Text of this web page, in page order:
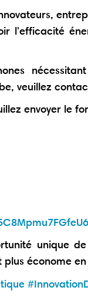
l'efficacité
veuillez
envoyer le
unique
économe